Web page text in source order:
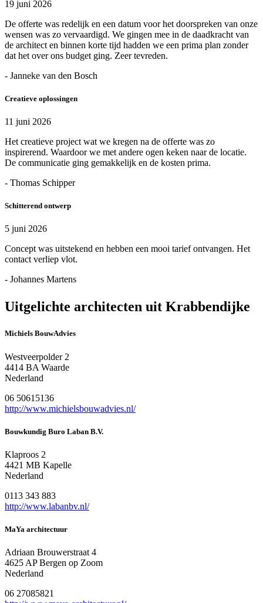
19 juni 2026
De offerte was redelijk en een datum voor het doorspreken van onze
wensen was zo vervaardigd. We gingen mee in de daadkracht van
de architect en binnen korte tijd hadden we een prima plan zonder
dat het over ons budget ging. Zeer tevreden.
- Janneke van den Bosch
Creatieve oplossingen
11 juni 2026
Het creatieve project wat we kregen na de offerte was zo
inspirerend. Waardoor we met andere ogen keken naar de locatie.
De communicatie ging gemakkelijk en de kosten prima.
- Thomas Schipper
Schitterend ontwerp
5 juni 2026
Concept was uitstekend en hebben een mooi tarief ontvangen. Het
contact verliep vlot.
- Johannes Martens
Uitgelichte architecten uit Krabbendijke
Michiels BouwAdvies
Westveerpolder 2
4414 BA Waarde
Nederland
06 50615136
http://www.michielsbouwadvies.nl/
Bouwkundig Buro Laban B.V.
Klaproos 2
4421 MB Kapelle
Nederland
0113 343 883
http://www.labanbv.nl/
MaYa architectuur
Adriaan Brouwerstraat 4
4625 AP Bergen op Zoom
Nederland
06 27085821